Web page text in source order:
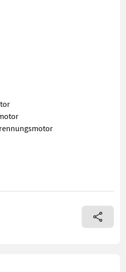
Schwert Schwertlänge:30 cm